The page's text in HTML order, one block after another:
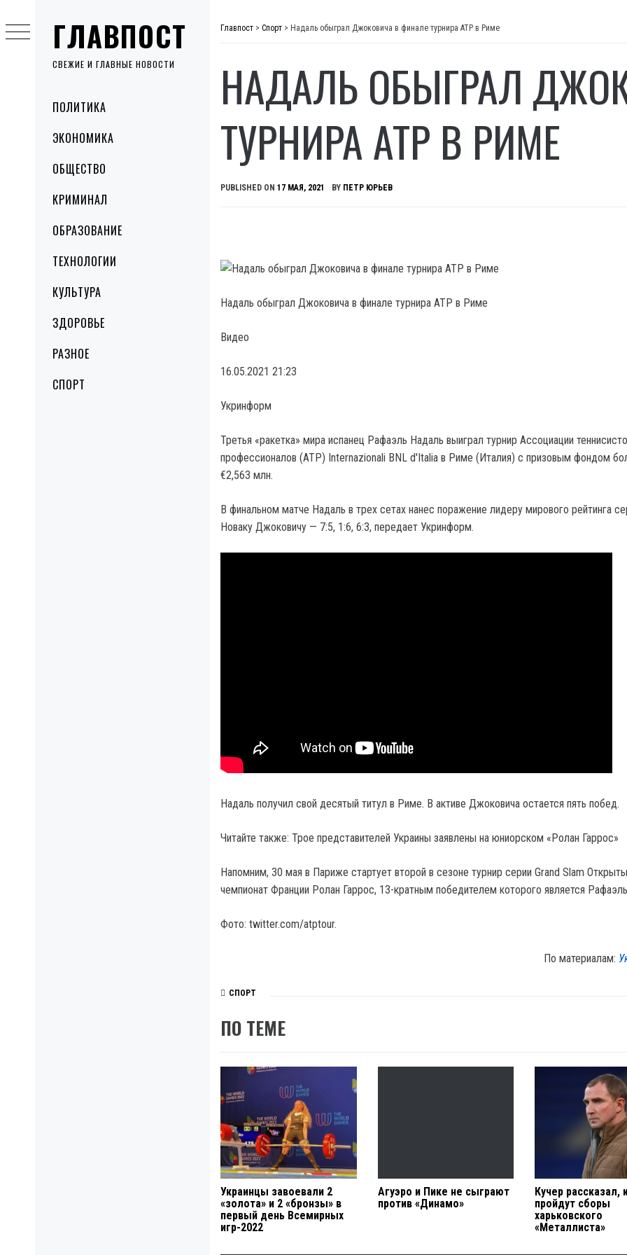
ГЛАВПОСТ
СВЕЖИЕ И ГЛАВНЫЕ НОВОСТИ
MenuПОЛИТИКА
ЭКОНОМИКА
ОБЩЕСТВО
КРИМИНАЛ
ОБРАЗОВАНИЕ
ТЕХНОЛОГИИ
КУЛЬТУРА
ЗДОРОВЬЕ
РАЗНОЕ
СПОРТ
to
content
Главпост > Спорт > Надаль обыграл Джоковича в финале турнира ATP в Риме
НАДАЛЬ ОБЫГРАЛ
ТУРНИРА ATP В РИМЕ
PUBLISHED ON 17 МАЯ, 2021 BY ПЕТР ЮРЬЕВ
Надаль обыграл Джоковича в финале турнира ATP в Риме
Видео
16.05.2021 21:23
Укринформ
Третья «ракетка» мира испанец Рафаэль Надаль выиграл турнир Ассоциации
профессионалов (ATP) Internazionali BNL d'Italia в Риме (Италия) с призовым фондом
€2,563 млн.
В финальном матче Надаль в трех сетах нанес поражение лидеру мирового рейтинга
Новаку Джоковичу — 7:5, 1:6, 6:3, передает Укринформ.
Надаль получил свой десятый титул в Риме. В активе Джоковича остается пять побед.
Читайте также: Трое представителей Украины заявлены на юниорском «Ролан Гаррос»
Напомним, 30 мая в Париже стартует второй в сезоне турнир серии Grand Slam
чемпионат Франции Ролан Гаррос, 13-кратным победителем которого является
Фото: twitter.com/atptour.
По материалам:
СПОРТ
ПО ТЕМЕ
Украинцы завоевали 2
«золота» и 2 «бронзы» в
первый день Всемирных
игр-2022
Агуэро и Пике не сыграют
против «Динамо»
Кучер рассказал,
пройдут сборы
харьковского
«Металлиста»